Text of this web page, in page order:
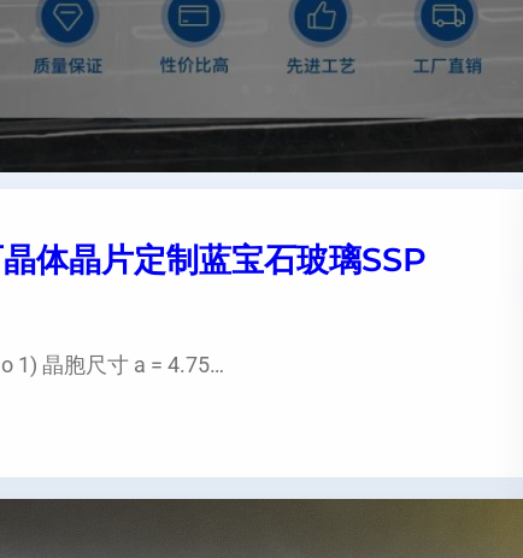
体晶片定制蓝宝石玻璃SSP
1) 晶胞尺寸 a = 4.75…